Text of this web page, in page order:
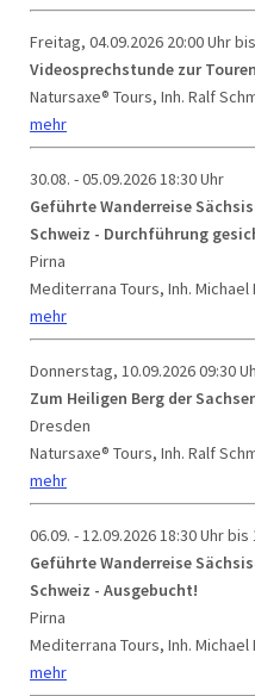
Freitag, 04.09.2026 20:00 Uhr
Videosprechstunde zur
Natursaxe® Tours, Inh. Ralf
mehr
30.08. - 05.09.202618:30 Uhr
Geführte Wanderreise
Schweiz - Durchführung
Pirna
Mediterrana Tours, Inh. Michael
mehr
Donnerstag, 10.09.202609:30
Zum Heiligen Berg der
Dresden
Natursaxe® Tours, Inh. Ralf
mehr
06.09. - 12.09.202618:30 Uhr bis
Geführte Wanderreise
Schweiz - Ausgebucht!
Pirna
Mediterrana Tours, Inh. Michael
mehr